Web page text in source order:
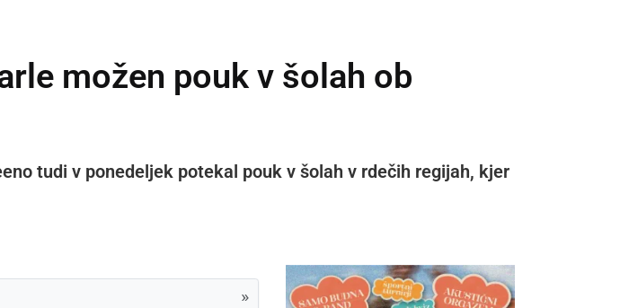
možen pouk v šolah ob
tudi v ponedeljek potekal pouk v šolah v rdečih regijah, kjer
»